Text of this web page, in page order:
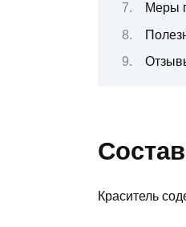
Меры
Состав
Краситель